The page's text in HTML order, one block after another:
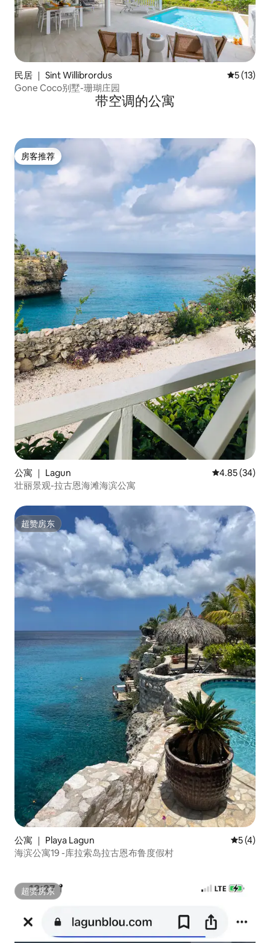
民居 ｜ Sint Willibrordus 平均评分
5 (13)
Gone Coco别墅-珊瑚庄园
带空调的公寓
房客推荐
房客推荐
公寓 ｜ Lagun 平均评分
4.85 (34)
壮丽景观-拉古恩海滩海滨公寓
超赞房东
超赞房东
公寓 ｜ Playa Lagun 平均评分
5 (4)
海滨公寓19 -库拉索岛拉古恩布鲁度假村
超赞房东
超赞房东